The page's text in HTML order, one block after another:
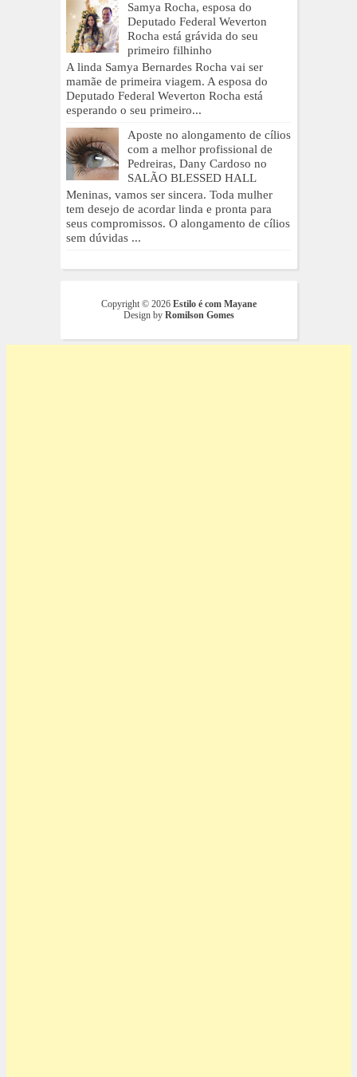
Samya Rocha, esposa do
Deputado Federal Weverton
Rocha está grávida do seu
primeiro filhinho
A linda Samya Bernardes Rocha vai ser
mamãe de primeira viagem. A esposa do
Deputado Federal Weverton Rocha está
esperando o seu primeiro...
Aposte no alongamento de cílios
com a melhor profissional de
Pedreiras, Dany Cardoso no
SALÃO BLESSED HALL
Meninas, vamos ser sincera. Toda mulher
tem desejo de acordar linda e pronta para
seus compromissos. O alongamento de cílios
sem dúvidas ...
Copyright © 2026 Estilo é com Mayane
Design by Romilson Gomes